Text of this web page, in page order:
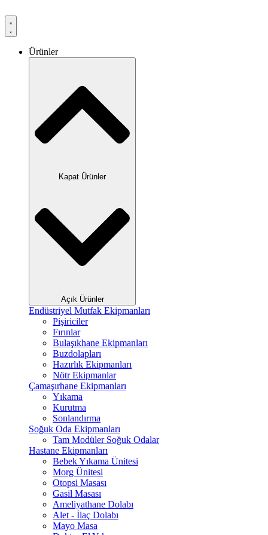
Ürünler
Kapat Ürünler
Açık Ürünler
Endüstriyel Mutfak Ekipmanları
Pişiriciler
Fırınlar
Bulaşıkhane Ekipmanları
Buzdolapları
Hazırlık Ekipmanları
Nötr Ekipmanlar
Çamaşırhane Ekipmanları
Yıkama
Kurutma
Sonlandırma
Soğuk Oda Ekipmanları
Tam Modüler Soğuk Odalar
Hastane Ekipmanları
Bebek Yıkama Ünitesi
Morg Ünitesi
Otopsi Masası
Gasil Masası
Ameliyathane Dolabı
Alet - İlaç Dolabı
Mayo Masa